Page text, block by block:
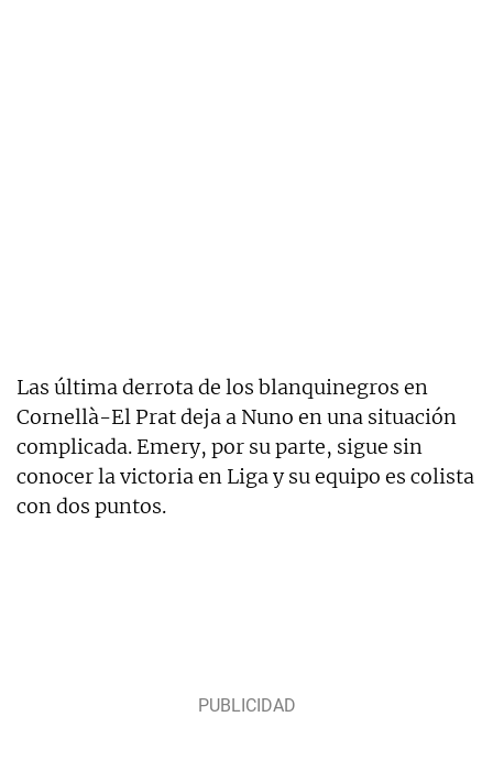
Las última derrota de los blanquinegros en
Cornellà-El Prat deja a Nuno en una situación
complicada. Emery, por su parte, sigue sin
conocer la victoria en Liga y su equipo es colista
con dos puntos.